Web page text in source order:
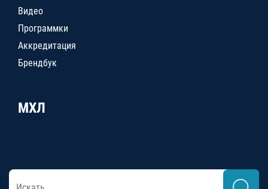
Видео
Программки
Аккредитация
Брендбук
МХЛ